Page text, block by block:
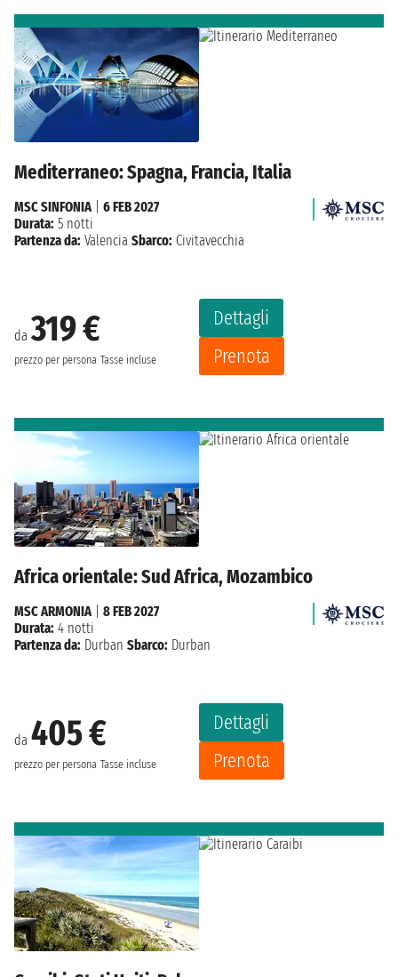
Mediterraneo: Spagna, Francia, Italia
da319 €
prezzo per persona Tasse incluse
Dettagli
Prenota
MSC SINFONIA| 6 FEB 2027
Durata: 5 notti
Partenza da: Valencia Sbarco: Civitavecchia
Africa orientale: Sud Africa, Mozambico
da 405 €
prezzo per persona Tasse incluse
Dettagli
Prenota
MSC ARMONIA| 8 FEB 2027
Durata: 4 notti
Partenza da: Durban Sbarco: Durban